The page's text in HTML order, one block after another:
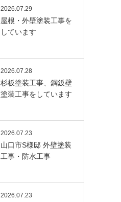
2026.07.29
屋根・外壁塗装工事を
しています
2026.07.28
杉板塗装工事、鋼鈑壁
塗装工事をしています
2026.07.23
山口市S様邸 外壁塗装
工事・防水工事
2026.07.23